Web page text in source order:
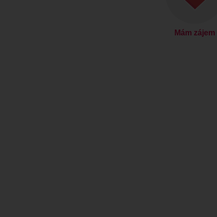
Mám zájem